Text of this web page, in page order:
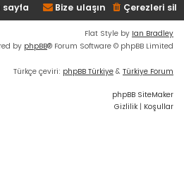
sayfa Çerezleri sil
Bize ulaşın
Flat Style by Ian Bradley
by phpBB® Forum Software © phpBB Limited
Türkçe çeviri: phpBB Türkiye & Türkiye Forum
phpBB SiteMaker
Gizlilik | Koşullar